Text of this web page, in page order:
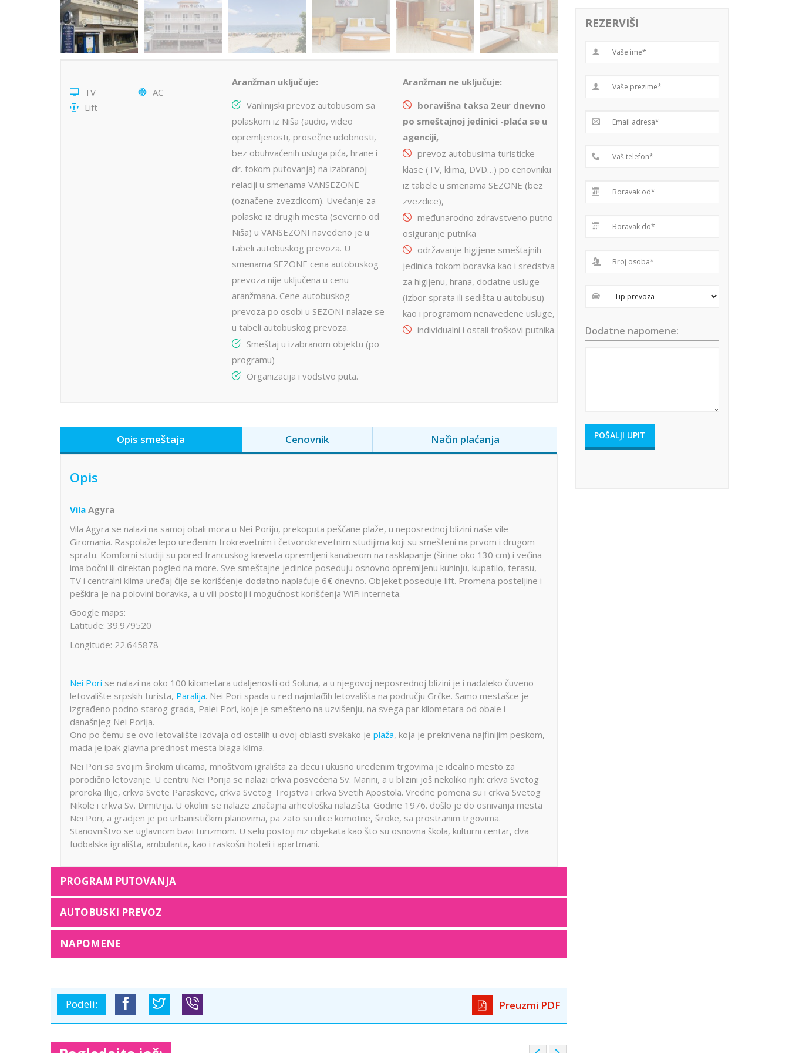
TV
AC
Lift
Aranžman uključuje:
Vanlinijski prevoz autobusom sa
polaskom iz Niša (audio, video
opremljenosti, prosečne udobnosti,
bez obuhvaćenih usluga pića, hrane i
dr. tokom putovanja) na izabranoj
relaciji u smenama VANSEZONE
(označene zvezdicom). Uvećanje za
polaske iz drugih mesta (severno od
Niša) u VANSEZONI navedeno je u
tabeli autobuskog prevoza. U
smenama SEZONE cena autobuskog
prevoza nije uključena u cenu
aranžmana. Cene autobuskog
prevoza po osobi u SEZONI nalaze se
u tabeli autobuskog prevoza.
Smeštaj u izabranom objektu (po
programu)
Organizacija i vođstvo puta.
Aranžman ne uključuje:
boravišna taksa 2eur dnevno
po smeštajnoj jedinici -plaća se u
agenciji,
prevoz autobusima turisticke
klase (TV, klima, DVD…) po cenovniku
iz tabele u smenama SEZONE (bez
zvezdice),
međunarodno zdravstveno putno
osiguranje putnika
održavanje higijene smeštajnih
jedinica tokom boravka kao i sredstva
za higijenu, hrana, dodatne usluge
(izbor sprata ili sedišta u autobusu)
kao i programom nenavedene usluge,
individualni i ostali troškovi putnika.
Opis smeštaja Cenovnik Način plaćanja
Opis
Vila Agyra
Vila Agyra se nalazi na samoj obali mora u Nei Poriju, prekoputa peščane plaže, u neposrednoj blizini naše vile
Giromania. Raspolaže lepo uređenim trokrevetnim i četvorokrevetnim studijima koji su smešteni na prvom i drugom
spratu. Komforni studiji su pored francuskog kreveta opremljeni kanabeom na rasklapanje (širine oko 130 cm) i većina
ima bočni ili direktan pogled na more. Sve smeštajne jedinice poseduju osnovno opremljenu kuhinju, kupatilo, terasu,
TV i centralni klima uređaj čije se korišćenje dodatno naplaćuje 6€ dnevno. Objeket poseduje lift. Promena posteljine i
peškira je na polovini boravka, a u vili postoji i mogućnost korišćenja WiFi interneta.
Google maps:
Latitude: 39.979520
Longitude: 22.645878
Nei Pori se nalazi na oko 100 kilometara udaljenosti od Soluna, a u njegovoj neposrednoj blizini je i nadaleko čuveno
letovalište srpskih turista, Paralija. Nei Pori spada u red najmlađih letovališta na području Grčke. Samo mestašce je
izgrađeno podno starog grada, Palei Pori, koje je smešteno na uzvišenju, na svega par kilometara od obale i
današnjeg Nei Porija.
Ono po čemu se ovo letovalište izdvaja od ostalih u ovoj oblasti svakako je plaža, koja je prekrivena najfinijim peskom,
mada je ipak glavna prednost mesta blaga klima.
Nei Pori sa svojim širokim ulicama, mnoštvom igrališta za decu i ukusno uređenim trgovima je idealno mesto za
porodično letovanje. U centru Nei Porija se nalazi crkva posvećena Sv. Marini, a u blizini još nekoliko njih: crkva Svetog
proroka Ilije, crkva Svete Paraskeve, crkva Svetog Trojstva i crkva Svetih Apostola. Vredne pomena su i crkva Svetog
Nikole i crkva Sv. Dimitrija. U okolini se nalaze značajna arheološka nalazišta. Godine 1976. došlo je do osnivanja mesta
Nei Pori, a gradjen je po urbanističkim planovima, pa zato su ulice komotne, široke, sa prostranim trgovima.
Stanovništvo se uglavnom bavi turizmom. U selu postoji niz objekata kao što su osnovna škola, kulturni centar, dva
fudbalska igrališta, ambulanta, kao i raskošni hoteli i apartmani.
PROGRAM PUTOVANJA
AUTOBUSKI PREVOZ
NAPOMENE
Podeli: Preuzmi PDF
REZERVIŠI
Dodatne napomene: